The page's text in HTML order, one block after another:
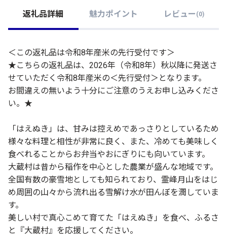
返礼品詳細 魅力ポイント レビュー (0)
＜この返礼品は令和8年産米の先行受付です＞
★こちらの返礼品は、2026年（令和8年）秋以降に発送さ
せていただく令和8年産米の＜先行受付＞となります。
お間違えの無いよう十分にご注意のうえお申し込みくださ
い。★
「はえぬき」は、甘みは控えめであっさりとしているため
様々な料理と相性が非常に良く、また、冷めても美味しく
食べれることからお弁当やおにぎりにも向いています。
大蔵村は昔から稲作を中心とした農業が盛んな地域です。
全国有数の豪雪地としても知られており、霊峰月山をはじ
め周囲の山々から流れ出る雪解け水が田んぼを潤していま
す。
美しい村で真心こめて育てた「はえぬき」を食べ、ふるさ
と『大蔵村』を応援してください。